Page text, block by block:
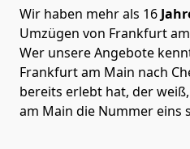
Wir haben mehr als 16
Umzügen von Frankfurt
Wer unsere Angebote
Frankfurt am Main nach
bereits erlebt hat, der
am Main die Nummer eins